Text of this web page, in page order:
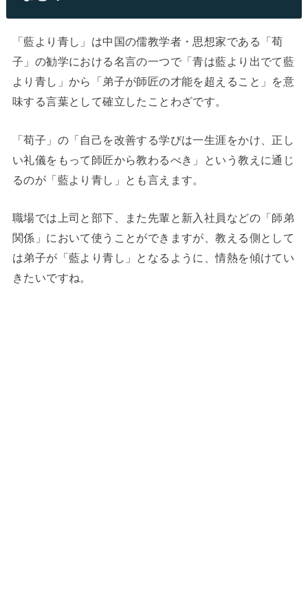
「藍より青し」は中国の儒教学者・思想家である「荀
子」の勧学における名言の一つで「青は藍より出でて藍
より青し」から「弟子が師匠の才能を超えること」を意
味する言葉として確立したことわざです。
「荀子」の「自己を改善する学びは一生涯をかけ、正し
い礼儀をもって師匠から教わるべき」という教えに通じ
るのが「藍より青し」とも言えます。
職場では上司と部下、また先輩と新入社員などの「師弟
関係」において使うことができますが、教える側として
は弟子が「藍より青し」となるように、情熱を傾けてい
きたいですね。